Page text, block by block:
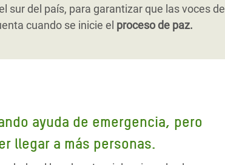
sur del país, para garantizar que las voces de
cuando se inicie el proceso de paz.
ayuda de emergencia, pero
llegar a más personas.